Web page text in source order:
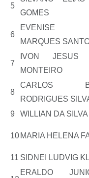
Serviços Online
Jornal
Agenda
Diário Oficial
Notícias
AUDIÊNCIA PÚBLICA -
Inscrições Curso
Inscrições - Estagiário
5
GOMES
6
EVENISE
MARQUES
7
IVON JESUS
MONTEIRO
8
CARLOS
RODRIGUES
9
WILLIAN DA
10 MARIA HELENA
11 SIDNEI LUDVIG
ERALDO